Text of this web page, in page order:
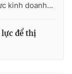
kinh doanh...
để thị